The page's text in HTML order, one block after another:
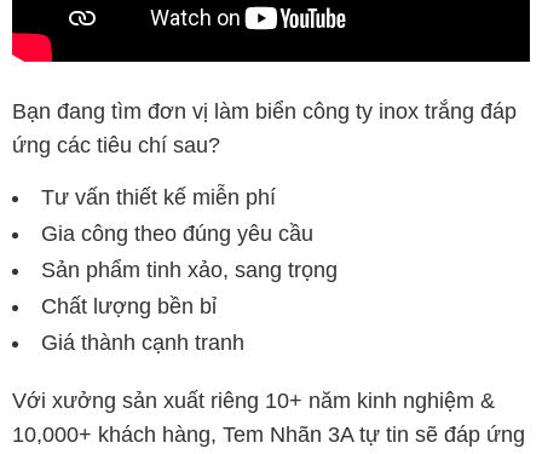
Bạn đang tìm đơn vị làm biển công ty inox trắng đáp
ứng các tiêu chí sau?
Tư vấn thiết kế miễn phí
Gia công theo đúng yêu cầu
Sản phẩm tinh xảo, sang trọng
Chất lượng bền bỉ
Giá thành cạnh tranh
Với xưởng sản xuất riêng 10+ năm kinh nghiệm &
10,000+ khách hàng, Tem Nhãn 3A tự tin sẽ đáp ứng